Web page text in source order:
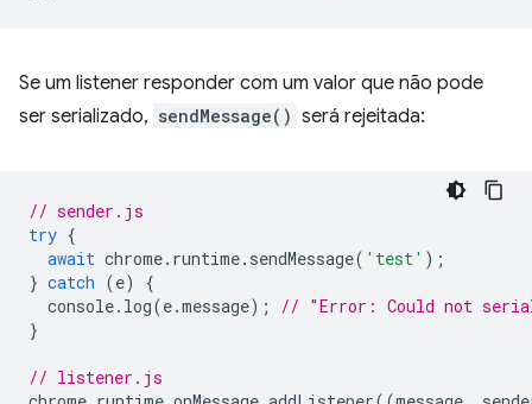
Se um listener responder com um valor que não pode
ser serializado, sendMessage() será rejeitada:
// sender.js
try {
await chrome. runtime. sendMessage( 'test' );
} catch (e)
{
console. log(e.message);
// "Error: Could not
}
// listener.js